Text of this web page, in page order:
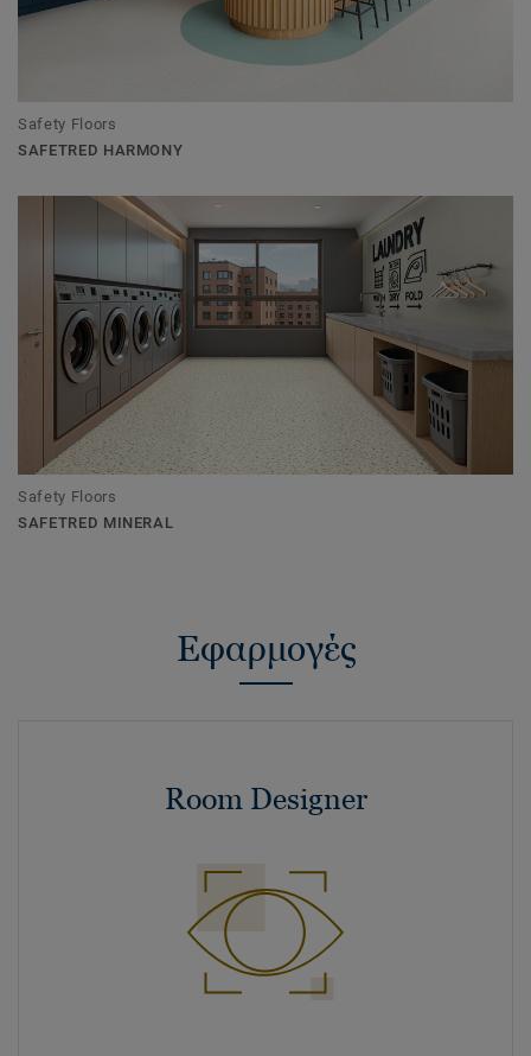
Safety Floors
SAFETRED HARMONY
Safety Floors
SAFETRED MINERAL
Εφαρμογές
Room Designer